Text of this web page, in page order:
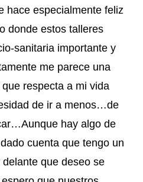
hace especialmente feliz
donde estos talleres
sanitaria importante y
me parece una
respecta a mi vida
de ir a menos…de
hay algo de
cuenta que tengo un
que deseo se